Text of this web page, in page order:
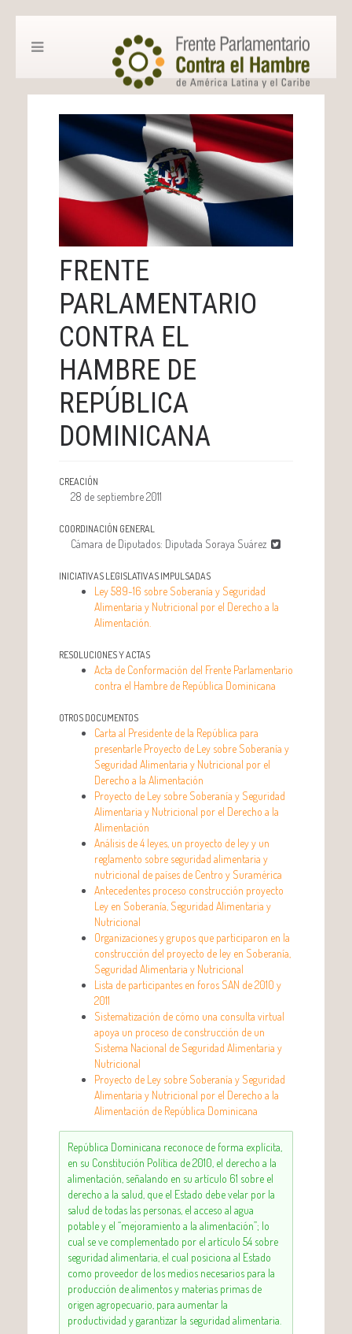
FRENTE
PARLAMENTARIO
CONTRA EL
HAMBRE DE
REPÚBLICA
DOMINICANA
CREACIÓN
28 de septiembre 2011
COORDINACIÓN GENERAL
Cámara de Diputados: Diputada Soraya Suárez
INICIATIVAS LEGISLATIVAS IMPULSADAS
Ley 589-16 sobre Soberanía y Seguridad
Alimentaria y Nutricional por el Derecho a la
Alimentación.
RESOLUCIONES Y ACTAS
Acta de Conformación del Frente Parlamentario
contra el Hambre de República Dominicana
OTROS DOCUMENTOS
Carta al Presidente de la República para
presentarle Proyecto de Ley sobre Soberanía y
Seguridad Alimentaria y Nutricional por el
Derecho a la Alimentación
Proyecto de Ley sobre Soberanía y Seguridad
Alimentaria y Nutricional por el Derecho a la
Alimentación
Análisis de 4 leyes, un proyecto de ley y un
reglamento sobre seguridad alimentaria y
nutricional de países de Centro y Suramérica
Antecedentes proceso construcción proyecto
Ley en Soberanía, Seguridad Alimentaria y
Nutricional
Organizaciones y grupos que participaron en la
construcción del proyecto de ley en Soberanía,
Seguridad Alimentaria y Nutricional
Lista de participantes en foros SAN de 2010 y
2011
Sistematización de cómo una consulta virtual
apoya un proceso de construcción de un
Sistema Nacional de Seguridad Alimentaria y
Nutricional
Proyecto de Ley sobre Soberanía y Seguridad
Alimentaria y Nutricional por el Derecho a la
Alimentación de República Dominicana
República Dominicana reconoce de forma explícita,
en su Constitución Política de 2010, el derecho a la
alimentación, señalando en su artículo 61 sobre el
derecho a la salud, que el Estado debe velar por la
salud de todas las personas, el acceso al agua
potable y el “mejoramiento a la alimentación”; lo
cual se ve complementado por el artículo 54 sobre
seguridad alimentaria, el cual posiciona al Estado
como proveedor de los medios necesarios para la
producción de alimentos y materias primas de
origen agropecuario, para aumentar la
productividad y garantizar la seguridad alimentaria.